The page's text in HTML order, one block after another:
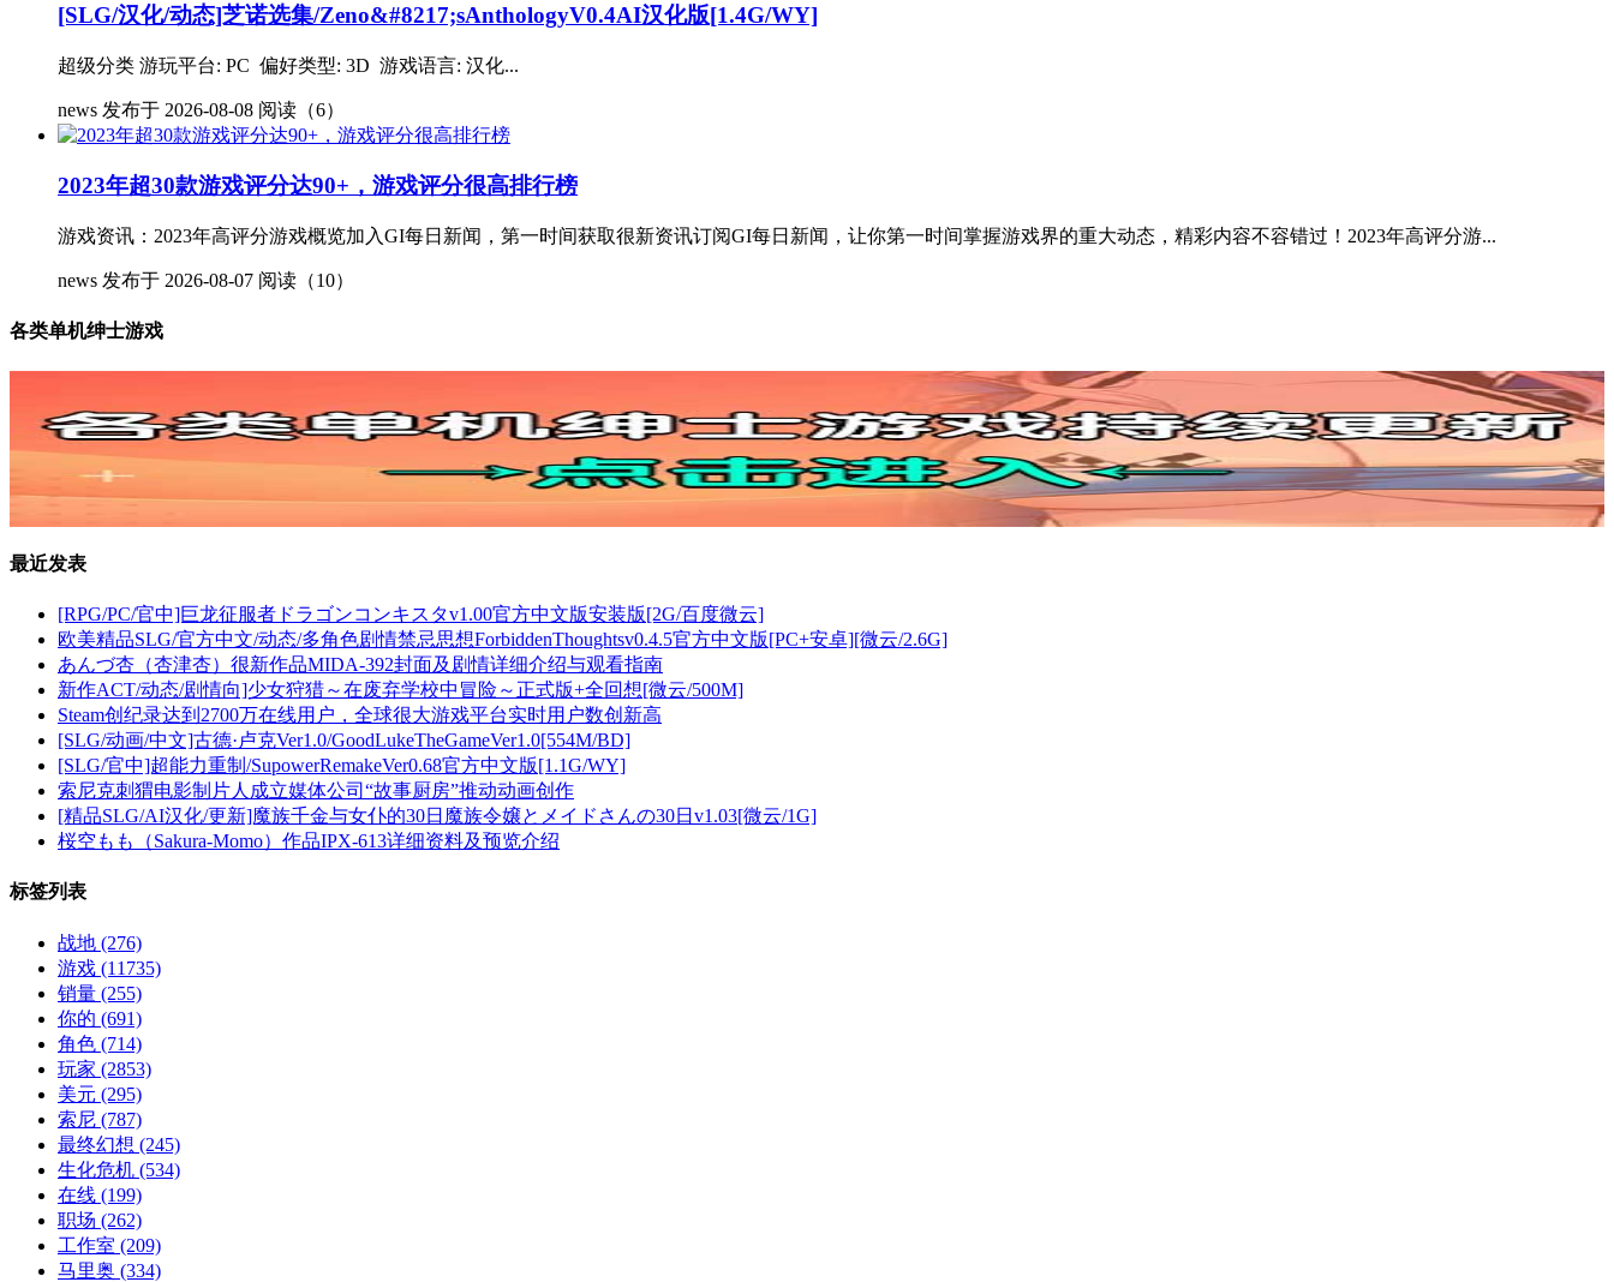
[SLG/汉化/动态]芝诺选集/Zeno&#8217;sAnthologyV0.4AI汉化版[1.4G/WY]
超级分类 游玩平台: PC 偏好类型: 3D 游戏语言: 汉化...
news 发布于 2026-08-08 阅读（6）
2023年超30款游戏评分达90+，游戏评分很高排行榜
游戏资讯：2023年高评分游戏概览加入GI每日新闻，第一时间获取很新资讯订阅GI每日新闻，让你第一时间掌握游戏界的重大动态，精彩内容不容错过！2023年高评分游...
news 发布于 2026-08-07 阅读（10）
各类单机绅士游戏
最近发表
[RPG/PC/官中]巨龙征服者ドラゴンコンキスタv1.00官方中文版安装版[2G/百度微云]
欧美精品SLG/官方中文/动态/多角色剧情禁忌思想ForbiddenThoughtsv0.4.5官方中文版[PC+安卓][微云/2.6G]
あんづ杏（杏津杏）很新作品MIDA-392封面及剧情详细介绍与观看指南
新作ACT/动态/剧情向]少女狩猎～在废弃学校中冒险～正式版+全回想[微云/500M]
Steam创纪录达到2700万在线用户，全球很大游戏平台实时用户数创新高
[SLG/动画/中文]古德·卢克Ver1.0/GoodLukeTheGameVer1.0[554M/BD]
[SLG/官中]超能力重制/SupowerRemakeVer0.68官方中文版[1.1G/WY]
索尼克刺猬电影制片人成立媒体公司“故事厨房”推动动画创作
[精品SLG/AI汉化/更新]魔族千金与女仆的30日魔族令嬢とメイドさんの30日v1.03[微云/1G]
桜空もも（Sakura-Momo）作品IPX-613详细资料及预览介绍
标签列表
战地 (276)
游戏 (11735)
销量 (255)
你的 (691)
角色 (714)
玩家 (2853)
美元 (295)
索尼 (787)
最终幻想 (245)
生化危机 (534)
在线 (199)
职场 (262)
工作室 (209)
马里奥 (334)